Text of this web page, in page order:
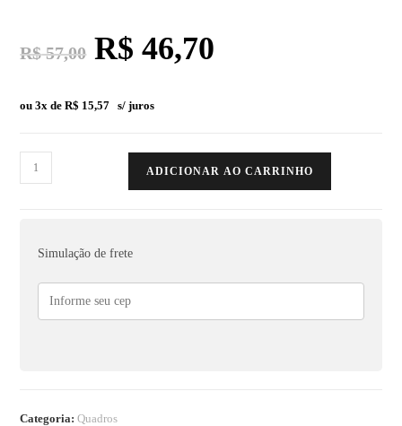
R$57,00 R$ 46,70
ou 3x deR$ 15,57 s/ juros
ADICIONAR AO CARRINHO
Simulação de frete
Categoria:Quadros